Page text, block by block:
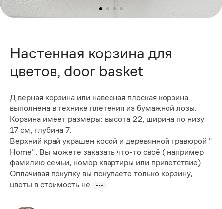
Настенная корзина для
цветов, door basket
Д верная корзина или навесная плоская корзина
выполнена в технике плетения из бумажной лозы.
Корзина имеет размеры: высота 22, ширина по низу
17 см, глубина 7.
Верхний край украшен косой и деревянной гравюрой "
Home". Вы можете заказать что-то своё ( например
фамилию семьи, номер квартиры или приветствие)
Оплачивая покупку вы покупаете только корзину,
цветы в стоимость не